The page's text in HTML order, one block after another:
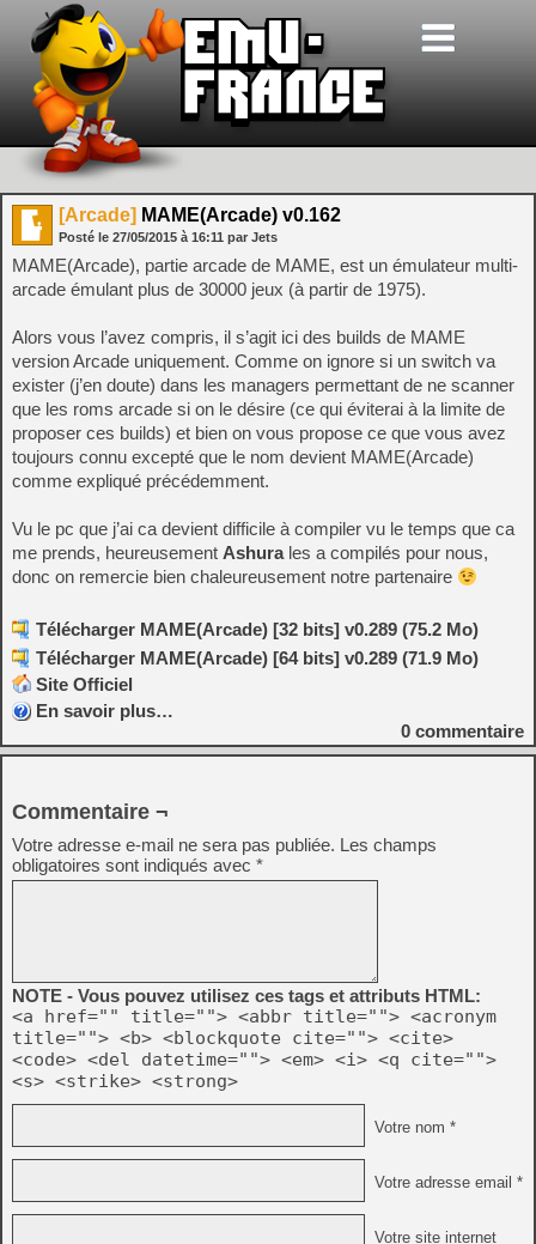
[Arcade] MAME(Arcade) v0.162
Posté le 27/05/2015 à 16:11 par Jets
MAME(Arcade), partie arcade de MAME, est un émulateur multi-
arcade émulant plus de 30000 jeux (à partir de 1975).
Alors vous l’avez compris, il s’agit ici des builds de MAME
version Arcade uniquement. Comme on ignore si un switch va
exister (j’en doute) dans les managers permettant de ne scanner
que les roms arcade si on le désire (ce qui éviterai à la limite de
proposer ces builds) et bien on vous propose ce que vous avez
toujours connu excepté que le nom devient MAME(Arcade)
comme expliqué précédemment.
Vu le pc que j’ai ca devient difficile à compiler vu le temps que ca
me prends, heureusement Ashurales a compilés pour nous,
donc on remercie bien chaleureusement notre partenaire
Télécharger MAME(Arcade) [32 bits] v0.289 (75.2 Mo)
Télécharger MAME(Arcade) [64 bits] v0.289 (71.9 Mo)
Site Officiel
En savoir plus…
0 commentaire
Commentaire ¬
Votre adresse e-mail ne sera pas publiée. Les champs
obligatoires sont indiqués avec *
NOTE - Vous pouvez utilisez ces tags et attributs HTML:
<a href="" title=""> <abbr title=""> <acronym
title=""> <b> <blockquote cite=""> <cite>
<code> <del datetime=""> <em> <i> <q cite="">
<s> <strike> <strong>
Votre nom *
Votre adresse email *
Votre site internet